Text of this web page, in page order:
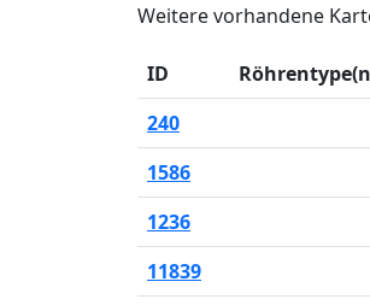
Weitere vorhandene
ID
240
1586
1236
11839